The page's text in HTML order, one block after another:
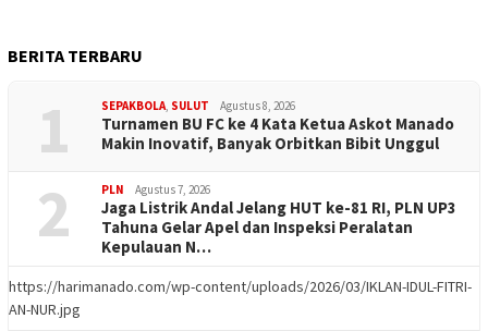
BERITA TERBARU
1 SEPAKBOLA, SULUT Agustus 8, 2026
Turnamen BU FC ke 4 Kata Ketua Askot Manado
Makin Inovatif, Banyak Orbitkan Bibit Unggul
2 PLN Agustus 7, 2026
Jaga Listrik Andal Jelang HUT ke-81 RI, PLN UP3
Tahuna Gelar Apel dan Inspeksi Peralatan
Kepulauan N…
https://harimanado.com/wp-content/uploads/2026/03/IKLAN-IDUL-FITRI-
AN-NUR.jpg